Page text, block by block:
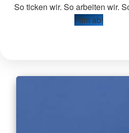
So ticken wir. So arbeiten wir.
Film ab!